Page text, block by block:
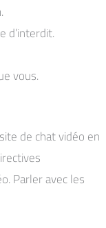
d’interdit.
vous.
de chat vidéo en
Parler avec les